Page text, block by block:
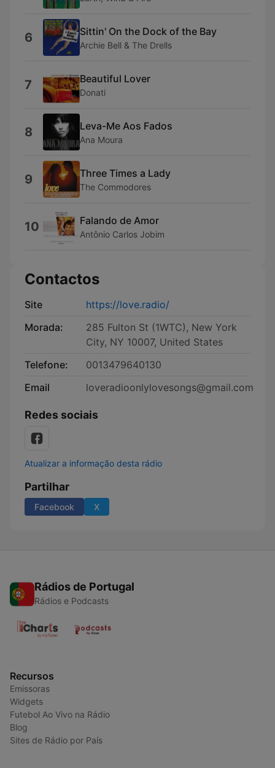
6 Sittin' On the Dock of the Bay
Archie Bell & The Drells
7 Beautiful Lover
Donati
8 Leva-Me Aos Fados
Ana Moura
9 Three Times a Lady
The Commodores
10 Falando de Amor
Antônio Carlos Jobim
Contactos
Site
https://love.radio/
Morada:
285 Fulton St (1WTC), New York
City, NY 10007, United States
Telefone:
0013479640130
Email
loveradioonlylovesongs@gmail.com
Redes sociais
Atualizar a informação desta rádio
Partilhar
Facebook X
Rádios de Portugal
Rádios e Podcasts
Recursos
Emissoras
Widgets
Futebol Ao Vivo na Rádio
Blog
Sites de Rádio por País